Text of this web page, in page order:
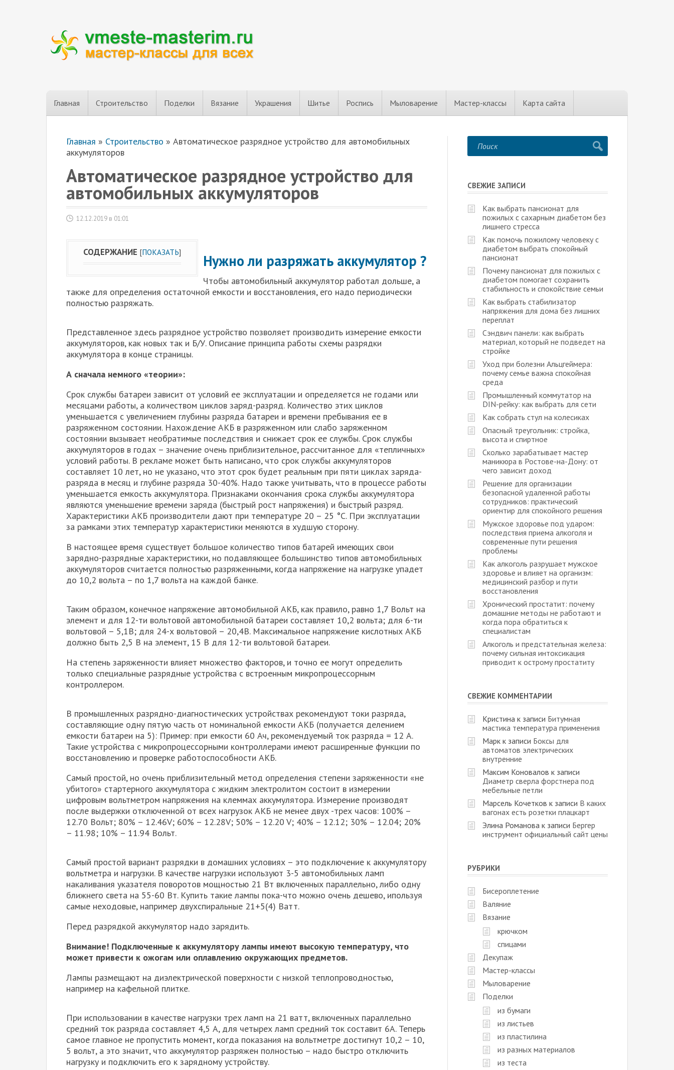
Главная Строительство Поделки Вязание Украшения Шитье Роспись Мыловарение Мастер-классы Карта сайта
Главная » Строительство » Автоматическое разрядное устройство для автомобильных
аккумуляторов
Автоматическое разрядное устройство для
автомобильных аккумуляторов
12.12.2019 в 01:01
СОДЕРЖАНИЕ [ПОКАЗАТЬ] Нужно ли разряжать аккумулятор ?
Чтобы автомобильный аккумулятор работал дольше, а
также для определения остаточной емкости и восстановления, его надо периодически
полностью разряжать.
Представленное здесь разрядное устройство позволяет производить измерение емкости
аккумуляторов, как новых так и Б/У. Описание принципа работы схемы разрядки
аккумулятора в конце страницы.
А сначала немного «теории»:
Срок службы батареи зависит от условий ее эксплуатации и определяется не годами или
месяцами работы, а количеством циклов заряд-разряд. Количество этих циклов
уменьшается с увеличением глубины разряда батареи и времени пребывания ее в
разряженном состоянии. Нахождение АКБ в разряженном или слабо заряженном
состоянии вызывает необратимые последствия и снижает срок ее службы. Срок службы
аккумуляторов в годах – значение очень приблизительное, рассчитанное для «тепличных»
условий работы. В рекламе может быть написано, что срок службы аккумуляторов
составляет 10 лет, но не указано, что этот срок будет реальным при пяти циклах заряда-
разряда в месяц и глубине разряда 30-40%. Надо также учитывать, что в процессе работы
уменьшается емкость аккумулятора. Признаками окончания срока службы аккумулятора
являются уменьшение времени заряда (быстрый рост напряжения) и быстрый разряд.
Характеристики АКБ производители дают при температуре 20 – 25 °С. При эксплуатации
за рамками этих температур характеристики меняются в худшую сторону.
В настоящее время существует большое количество типов батарей имеющих свои
зарядно-разрядные характеристики, но подавляющее большинство типов автомобильных
аккумуляторов считается полностью разряженными, когда напряжение на нагрузке упадет
до 10,2 вольта – по 1,7 вольта на каждой банке.
Таким образом, конечное напряжение автомобильной АКБ, как правило, равно 1,7 Вольт на
элемент и для 12-ти вольтовой автомобильной батареи составляет 10,2 вольта; для 6-ти
вольтовой – 5,1В; для 24-х вольтовой – 20,4В. Максимальное напряжение кислотных АКБ
должно быть 2,5 В на элемент, 15 В для 12-ти вольтовой батареи.
На степень заряженности влияет множество факторов, и точно ее могут определить
только специальные разрядные устройства с встроенным микропроцессорным
контроллером.
В промышленных разрядно-диагностических устройствах рекомендуют токи разряда,
составляющие одну пятую часть от номинальной емкости АКБ (получается делением
емкости батареи на 5): Пример: при емкости 60 Ач, рекомендуемый ток разряда = 12 А.
Такие устройства с микропроцессорными контроллерами имеют расширенные функции по
восстановлению и проверке работоспособности АКБ.
Самый простой, но очень приблизительный метод определения степени заряженности «не
убитого» стартерного аккумулятора с жидким электролитом состоит в измерении
цифровым вольтметром напряжения на клеммах аккумулятора. Измерение производят
после выдержки отключенной от всех нагрузок АКБ не менее двух -трех часов: 100% –
12.70 Вольт; 80% – 12.46V; 60% – 12.28V; 50% – 12.20 V; 40% – 12.12; 30% – 12.04; 20%
– 11.98; 10% – 11.94 Вольт.
Самый простой вариант разрядки в домашних условиях – это подключение к аккумулятору
вольтметра и нагрузки. В качестве нагрузки используют 3-5 автомобильных ламп
накаливания указателя поворотов мощностью 21 Вт включенных параллельно, либо одну
ближнего света на 55-60 Вт. Купить такие лампы пока-что можно очень дешево, ипользуя
самые неходовые, например двухспиральные 21+5(4) Ватт.
Перед разрядкой аккумулятор надо зарядить.
Внимание! Подключенные к аккумулятору лампы имеют высокую температуру, что
может привести к ожогам или оплавлению окружающих предметов.
Лампы размещают на диэлектрической поверхности с низкой теплопроводностью,
например на кафельной плитке.
При использовании в качестве нагрузки трех ламп на 21 ватт, включенных параллельно
средний ток разряда составляет 4,5 А, для четырех ламп средний ток составит 6А. Теперь
самое главное не пропустить момент, когда показания на вольтметре достигнут 10,2 – 10,
5 вольт, а это значит, что аккумулятор разряжен полностью – надо быстро отключить
нагрузку и подключить его к зарядному устройству.
СВЕЖИЕ ЗАПИСИ
Как выбрать пансионат для
пожилых с сахарным диабетом без
лишнего стресса
Как помочь пожилому человеку с
диабетом выбрать спокойный
пансионат
Почему пансионат для пожилых с
диабетом помогает сохранить
стабильность и спокойствие семьи
Как выбрать стабилизатор
напряжения для дома без лишних
переплат
Сэндвич панели: как выбрать
материал, который не подведет на
стройке
Уход при болезни Альцгеймера:
почему семье важна спокойная
среда
Промышленный коммутатор на
DIN-рейку: как выбрать для сети
Как собрать стул на колесиках
Опасный треугольник: стройка,
высота и спиртное
Сколько зарабатывает мастер
маникюра в Ростове-на-Дону: от
чего зависит доход
Решение для организации
безопасной удаленной работы
сотрудников: практический
ориентир для спокойного решения
Мужское здоровье под ударом:
последствия приема алкоголя и
современные пути решения
проблемы
Как алкоголь разрушает мужское
здоровье и влияет на организм:
медицинский разбор и пути
восстановления
Хронический простатит: почему
домашние методы не работают и
когда пора обратиться к
специалистам
Алкоголь и предстательная железа:
почему сильная интоксикация
приводит к острому простатиту
СВЕЖИЕ КОММЕНТАРИИ
Кристина к записи Битумная
мастика температура применения
Марк к записи Боксы для
автоматов электрических
внутренние
Максим Коновалов к записи
Диаметр сверла форстнера под
мебельные петли
Марсель Кочетков к записи В каких
вагонах есть розетки плацкарт
Элина Романова к записи Бергер
инструмент официальный сайт цены
РУБРИКИ
Бисероплетение
Валяние
Вязание
крючком
спицами
Декупаж
Мастер-классы
Мыловарение
Поделки
из бумаги
из листьев
из пластилина
из разных материалов
из теста